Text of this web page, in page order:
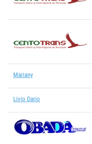
Mariany
Livio Dario